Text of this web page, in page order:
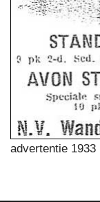
advertentie 1933